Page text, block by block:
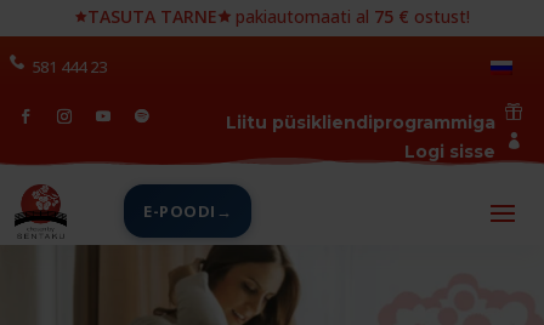
🟊TASUTA TARNE🟊 pakiautomaati al 75 € ostust!
581 444 23

Liitu püsikliendiprogrammiga

Logi sisse
E-POODI